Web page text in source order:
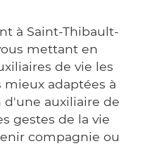
à Saint-Thibault-
mettant en
de vie les
adaptées à
d'une auxiliaire de
gestes de la vie
compagnie ou